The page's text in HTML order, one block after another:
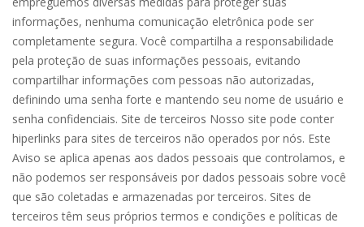
informações, nenhuma comunicação eletrônica pode ser
completamente segura. Você compartilha a responsabilidade
pela proteção de suas informações pessoais, evitando
compartilhar informações com pessoas não autorizadas,
definindo uma senha forte e mantendo seu nome de usuário e
senha confidenciais. Site de terceiros Nosso site pode conter
hiperlinks para sites de terceiros não operados por nós. Este
Aviso se aplica apenas aos dados pessoais que controlamos, e
não podemos ser responsáveis por dados pessoais sobre você
que são coletadas e armazenadas por terceiros. Sites de
terceiros têm seus próprios termos e condições e políticas de